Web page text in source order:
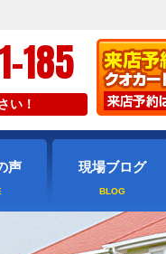
185
い！
声 現場ブログ